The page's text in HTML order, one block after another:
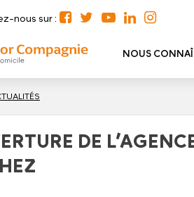
nous sur :
NOUS
DE